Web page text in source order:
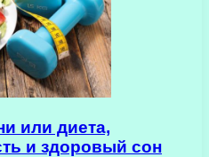
или диета,
и здоровый сон